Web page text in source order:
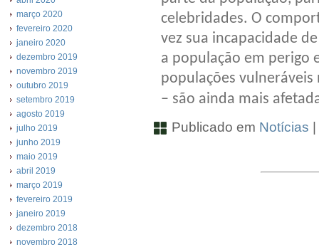
março 2020
fevereiro 2020
janeiro 2020
dezembro 2019
novembro 2019
outubro 2019
setembro 2019
agosto 2019
julho 2019
junho 2019
maio 2019
abril 2019
março 2019
fevereiro 2019
janeiro 2019
dezembro 2018
novembro 2018
celebridades. O
vez sua incapacidade
a população em perigo
populações
– são ainda mais
Publicado em Notícias |